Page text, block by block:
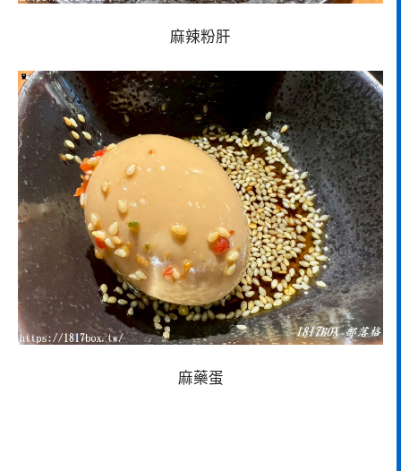
麻辣粉肝
麻藥蛋